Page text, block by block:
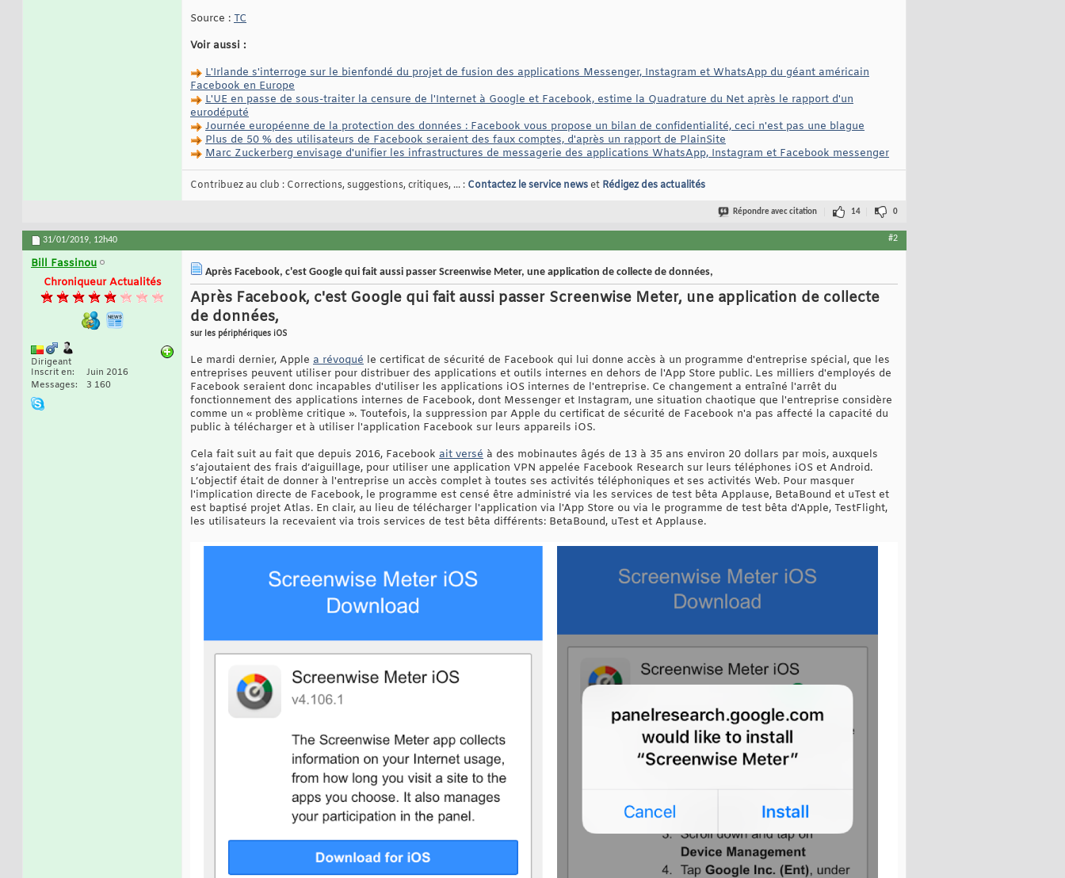
Source : TC
Voir aussi :
L'Irlande s'interroge sur le bienfondé du projet de fusion des applications Messenger, Instagram et WhatsApp du géant américain
Facebook en Europe
L'UE en passe de sous-traiter la censure de l'Internet à Google et Facebook, estime la Quadrature du Net après le rapport d'un
eurodéputé
Journée européenne de la protection des données : Facebook vous propose un bilan de confidentialité, ceci n'est pas une blague
Plus de 50 % des utilisateurs de Facebook seraient des faux comptes, d'après un rapport de PlainSite
Marc Zuckerberg envisage d'unifier les infrastructures de messagerie des applications WhatsApp, Instagram et Facebook messenger
Contribuez au club : Corrections, suggestions, critiques, ... : Contactez le service newset Rédigez des actualités
Répondre avec citation 14 0
31/01/2019, 12h40 #2
Bill Fassinou
Chroniqueur Actualités
Dirigeant
Inscrit en
Juin 2016
Messages
3 160
Après Facebook, c'est Google qui fait aussi passer Screenwise Meter, une application de collecte de données,
Après Facebook, c'est Google qui fait aussi passer Screenwise Meter, une application de collecte
de données,
sur les périphériques iOS
Le mardi dernier, Apple a révoqué le certificat de sécurité de Facebook qui lui donne accès à un programme d'entreprise spécial, que les
entreprises peuvent utiliser pour distribuer des applications et outils internes en dehors de l'App Store public. Les milliers d'employés de
Facebook seraient donc incapables d'utiliser les applications iOS internes de l'entreprise. Ce changement a entraîné l'arrêt du
fonctionnement des applications internes de Facebook, dont Messenger et Instagram, une situation chaotique que l'entreprise considère
comme un « problème critique ». Toutefois, la suppression par Apple du certificat de sécurité de Facebook n'a pas affecté la capacité du
public à télécharger et à utiliser l'application Facebook sur leurs appareils iOS.
Cela fait suit au fait que depuis 2016, Facebook ait versé à des mobinautes âgés de 13 à 35 ans environ 20 dollars par mois, auxquels
s’ajoutaient des frais d’aiguillage, pour utiliser une application VPN appelée Facebook Research sur leurs téléphones iOS et Android.
L’objectif était de donner à l'entreprise un accès complet à toutes ses activités téléphoniques et ses activités Web. Pour masquer
l'implication directe de Facebook, le programme est censé être administré via les services de test bêta Applause, BetaBound et uTest et
est baptisé projet Atlas. En clair, au lieu de télécharger l'application via l'App Store ou via le programme de test bêta d'Apple, TestFlight,
les utilisateurs la recevaient via trois services de test bêta différents: BetaBound, uTest et Applause.